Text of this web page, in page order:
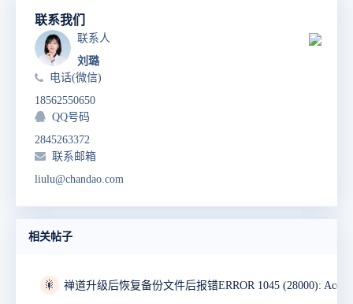
联系我们
联系人
刘璐
电话(微信)
18562550650
QQ号码
2845263372
联系邮箱
liulu@chandao.com
相关帖子
🎇